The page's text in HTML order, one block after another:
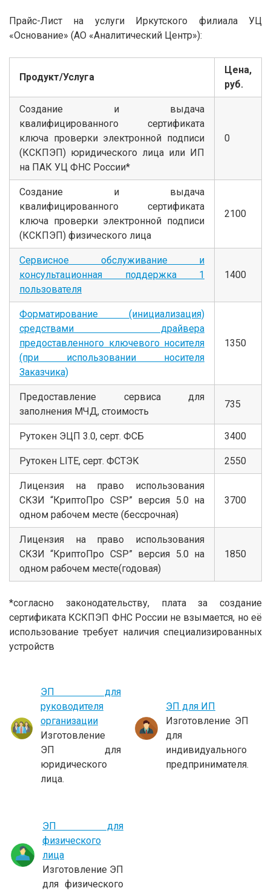
Прайс-Лист на услуги Иркутского филиала УЦ
«Основание» (АО «Аналитический Центр»):
Продукт/Услуга
Цена,
руб.
Создание и выдача
квалифицированного сертификата
ключа проверки электронной подписи
(КСКПЭП) юридического лица или ИП
на ПАК УЦ ФНС России*
0
Создание и выдача
квалифицированного сертификата
ключа проверки электронной подписи
(КСКПЭП) физического лица
2100
Сервисное обслуживание и
консультационная поддержка 1
пользователя
1400
Форматирование (инициализация)
средствами драйвера
предоставленного ключевого носителя
(при использовании носителя
Заказчика)
1350
Предоставление сервиса для
заполнения МЧД, стоимость
735
Рутокен ЭЦП 3.0, серт. ФСБ 3400
Рутокен LITE, серт. ФСТЭК 2550
Лицензия на право использования
СКЗИ “КриптоПро CSP” версия 5.0 на
одном рабочем месте (бессрочная)
3700
Лицензия на право использования
СКЗИ “КриптоПро CSP” версия 5.0 на
одном рабочем месте(годовая)
1850
*согласно законодательству, плата за создание
сертификата КСКПЭП ФНС России не взымается, но её
использование требует наличия специализированных
устройств
ЭП для
руководителя
организации
Изготовление
ЭП для
юридического
лица.
ЭП для ИП
Изготовление ЭП
для
индивидуального
предпринимателя.
ЭП для
физического
лица
Изготовление ЭП
для физического